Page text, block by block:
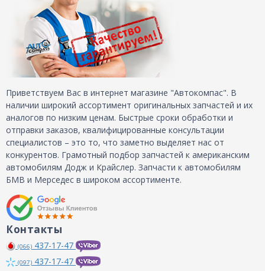
Приветствуем Вас в интернет магазине "Автокомпас". В
наличии широкий ассортимент оригинальных запчастей и их
аналогов по низким ценам. Быстрые сроки обработки и
отправки заказов, квалифицированные консультации
специалистов – это то, что заметно выделяет нас от
конкурентов. Грамотный подбор запчастей к американским
автомобилям Додж и Крайслер. Запчасти к автомобилям
БМВ и Мерседес в широком ассортименте.
Контакты
(066) 437-17-47
(097) 437-17-47